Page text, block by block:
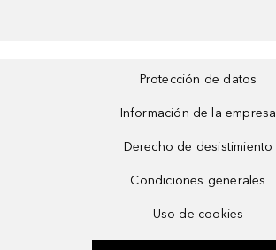
Protección de datos
Información de la empresa
Derecho de desistimiento
Condiciones generales
Uso de cookies